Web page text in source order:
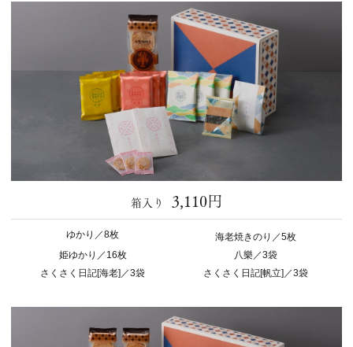
箱入り 3,110円
ゆかり／8枚
海老焼きのり／5枚
姫ゆかり／16枚
八樂／3袋
さくさく日記[海老]／3袋
さくさく日記[帆立]／3袋